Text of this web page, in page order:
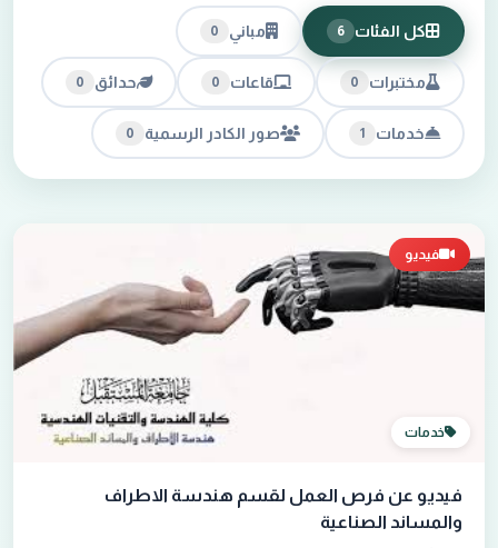
كل الفئات 6 مباني 0
مختبرات 0 قاعات 0 حدائق 0
خدمات 1 صور الكادر الرسمية 0
فيديو
خدمات
فيديو عن فرص العمل لقسم هندسة الاطراف
والمساند الصناعية